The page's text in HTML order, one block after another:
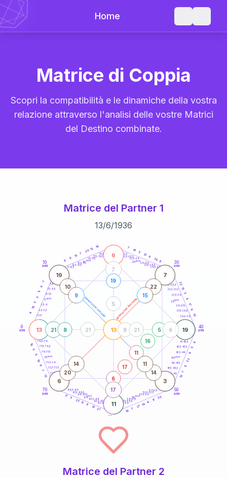
Home
Matrice di Coppia
Scopri la compatibilità e le dinamiche della vostra
relazione attraverso l'analisi delle vostre Matrici
del Destino combinate.
Matrice del Partner 1
13/6/1936
generazione maschile generazione femminile
0
anni
10
anni
30
anni
40
anni
50
anni
60
70
anni
1-2,5
2,5-3,5
3,5-4
6-7,5
7,5-8,5
8,5-9
11-12,5
12,5-13,5
13,5-14
16-17,5
17,5-18,5
18,5-19
21-22,5
22,5-23,5
23,5-24
26-27,5
27,5-28,5
28,5-29
31-32,5
32,5-33,5
33,5-34
36-37,5
37,5-38,5
38,5-39
41-42,5
42,5-43,5
43,5-44
46-47,5
47,5-48,5
48,5-49
51-52,5
52,5-53,5
53,5-54
56-57,5
57,5-58,5
58,5-59
61-62,5
62,5-63,5
63,5-64
66-67,5
67,5-68,5
68,5-69
71-72,5
72,5-73,5
73,5-74
76-77,5
77,5-78,5
78,5-79
4
18
5
5
11
6
7
9
8
15
7
20 13
19 7
19 5
13
6
20
9
22
15
5
8
17
9
10
6
5
9
22
11
7
10
20
17
4
14
21
7
18
21
10
9
17
22
5
11
13
7
8
19
6
5
18
13
6
19
11
13
19 7
6 3
6
17
11
16
5
21
7
6
17
8
19
8 21
21
5
10
9
22
15
20
14
14
11
5anni
15 anni 25anni
35anni
45anni
55anni
65anni
75anni
Matrice del Partner 2